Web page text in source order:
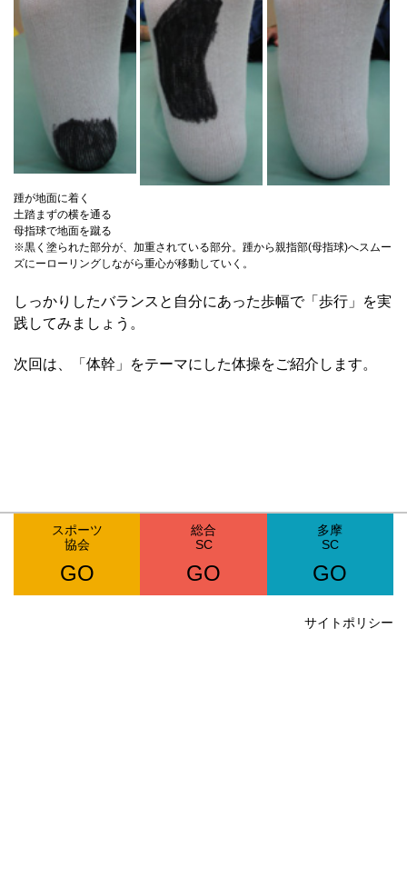
踵が地面に着く
土踏まずの横を通る
母指球で地面を蹴る
※黒く塗られた部分が、加重されている部分。踵から親指部(母指球)へスムー
ズにーローリングしながら重心が移動していく。
しっかりしたバランスと自分にあった歩幅で「歩行」を実
践してみましょう。
次回は、「体幹」をテーマにした体操をご紹介します。
スポーツ
協会
GO
総合
SC
GO
多摩
SC
GO
サイトポリシー